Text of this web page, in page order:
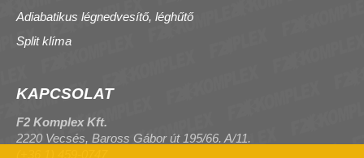
Adiabatikus légnedvesítő, léghűtő
Split klíma
KAPCSOLAT
F2 Komplex Kft.
2220 Vecsés, Baross Gábor út 195/66. A/11.